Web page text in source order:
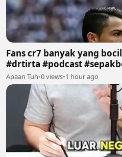
Fans cr7 banyak yang
#drtirta #podcast
Apaan Tuh•0 views•1 hour ago